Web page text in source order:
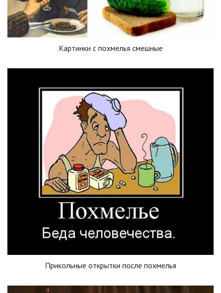
Картинки с похмелья смешные
Прикольные открытки после похмелья